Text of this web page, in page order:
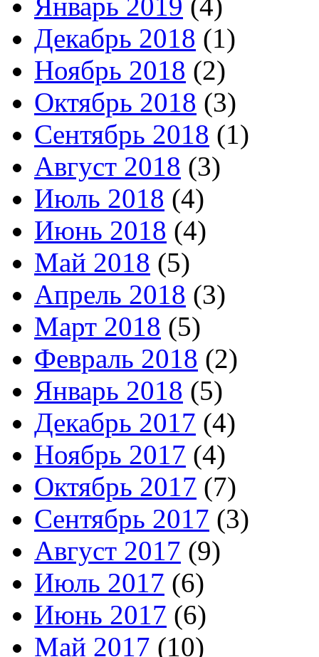
Декабрь 2018 (1)
Ноябрь 2018 (2)
Октябрь 2018 (3)
Сентябрь 2018 (1)
Август 2018 (3)
Июль 2018 (4)
Июнь 2018 (4)
Май 2018 (5)
Апрель 2018 (3)
Март 2018 (5)
Февраль 2018 (2)
Январь 2018 (5)
Декабрь 2017 (4)
Ноябрь 2017 (4)
Октябрь 2017 (7)
Сентябрь 2017 (3)
Август 2017 (9)
Июль 2017 (6)
Июнь 2017 (6)
Май 2017 (10)